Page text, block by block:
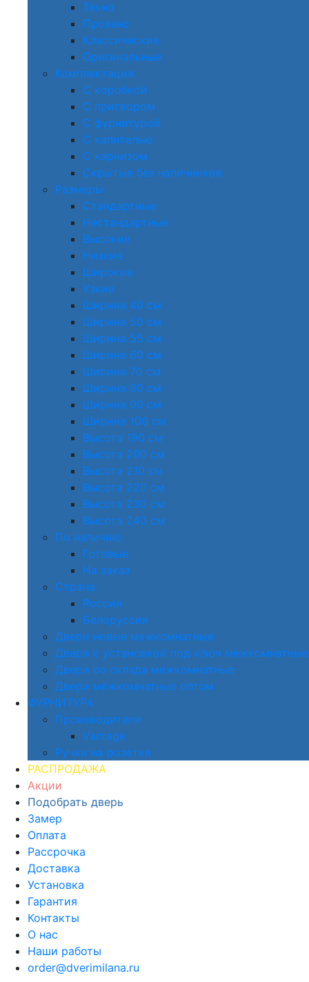
Техно
Прованс
Классические
Оригинальные
Комплектация
С коробкой
С притвором
С фурнитурой
С капителью
С карнизом
Скрытые без наличников
Размеры
Стандартные
Нестандартные
Высокие
Низкие
Широкие
Узкие
Ширина 40 см
Ширина 50 см
Ширина 55 см
Ширина 60 см
Ширина 70 см
Ширина 80 см
Ширина 90 см
Ширина 100 см
Высота 190 см
Высота 200 см
Высота 210 см
Высота 220 см
Высота 230 см
Высота 240 см
По наличию
Готовые
На заказ
Страна
Россия
Белоруссия
Двери новые межкомнатные
Двери с установкой под ключ межкомнатные
Двери со склада межкомнатные
Двери межкомнатные оптом
ФУРНИТУРА
Производители
Vantage
Ручки на розетке
РАСПРОДАЖА
Акции
Подобрать дверь
Замер
Оплата
Рассрочка
Доставка
Установка
Гарантия
Контакты
О нас
Наши работы
order@dverimilana.ru